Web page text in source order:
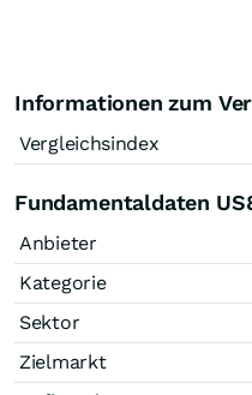
Informationen zum
Vergleichsindex
Fundamentaldaten
Anbieter
Kategorie
Sektor
Zielmarkt